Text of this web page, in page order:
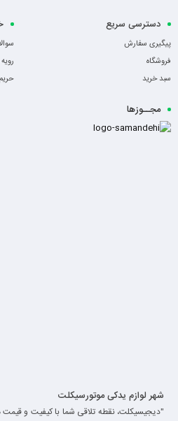
دسترسی سریع
پیگیری سفارش
فروشگاه
سبد خرید
مجــوزها
شهر لوازم یدکی موتورسیکلت
"دیجیسیکلت، نقطه تلاقی شما با کیفیت و